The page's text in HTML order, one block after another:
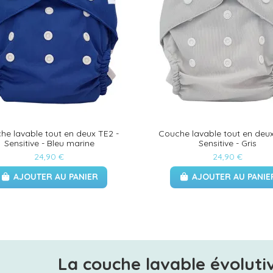
lavable tout en deux TE2 -
Sensitive - Bleu marine
24,90 €
AJOUTER AU PANIER
Couche lavable tout en
Sensitive - Gris
24,90 €
AJOUTER AU
La couche lavable